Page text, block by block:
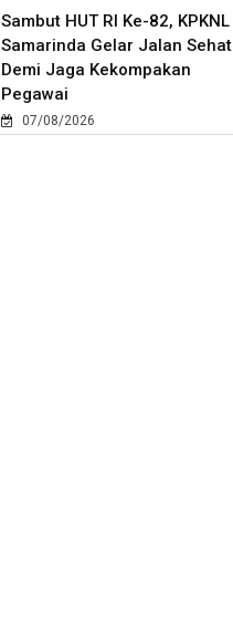
Sambut HUT RI Ke-82, KPKNL
Samarinda Gelar Jalan Sehat
Demi Jaga Kekompakan
Pegawai
07/08/2026